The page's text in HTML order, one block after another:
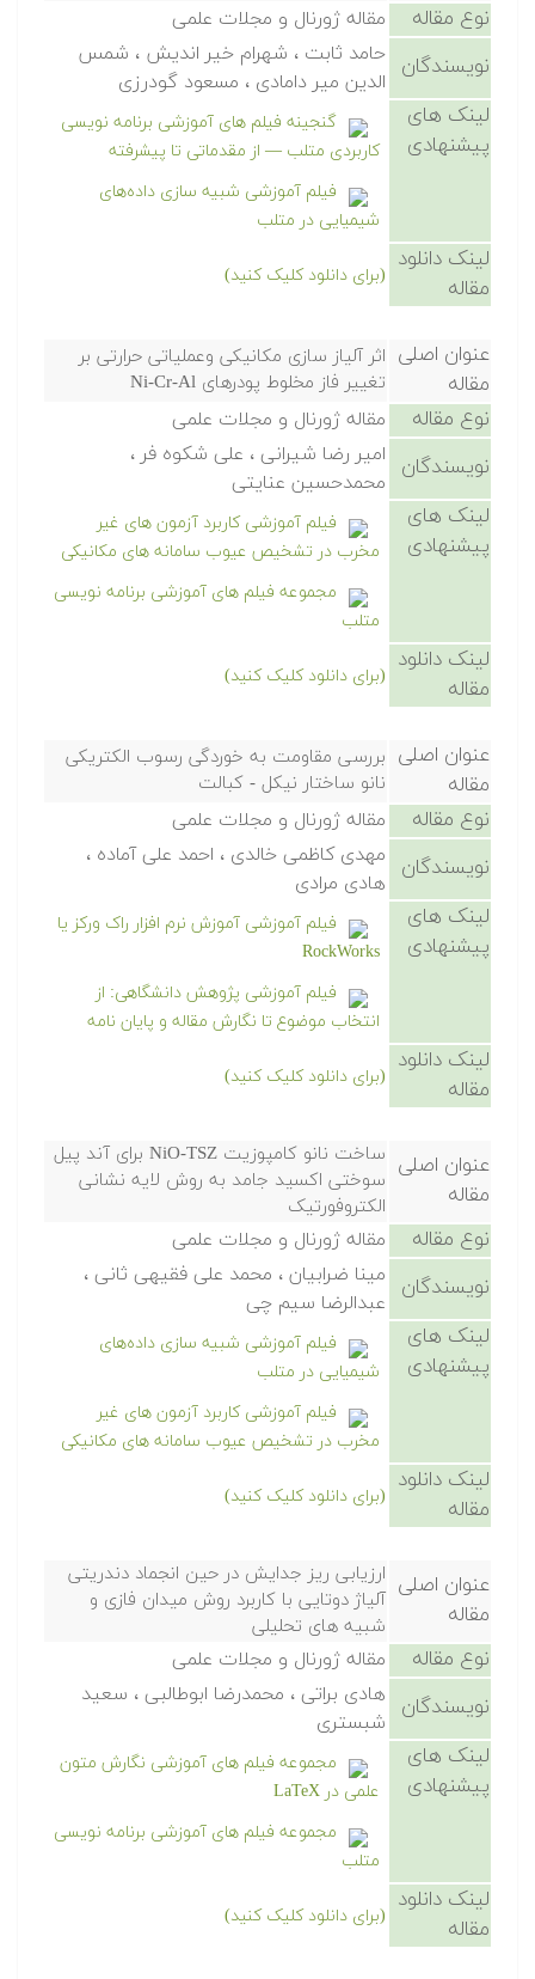
نوع مقاله مقاله ژورنال و مجلات علمی
نویسندگان
حامد ثابت ، شهرام خیر اندیش ، شمس
الدین میر دامادی ، مسعود گودرزی
لینک های
پیشنهادی
گنجینه فیلم های آموزشی برنامه نویسی
کاربردی متلب — از مقدماتی تا پیشرفته
فیلم آموزشی شبیه سازی داده‌های
شیمیایی در متلب
لینک دانلود
مقاله
(برای دانلود کلیک کنید)
عنوان اصلی
مقاله
اثر آلیاز سازی مکانیکی وعملیاتی حرارتی بر
تغییر فاز مخلوط پودرهای Ni-Cr-Al
نوع مقاله مقاله ژورنال و مجلات علمی
نویسندگان
امیر رضا شیرانی ، علی شکوه فر ،
محمدحسین عنایتی
لینک های
پیشنهادی
فیلم آموزشی کاربرد آزمون های غیر
مخرب در تشخیص عیوب سامانه های مکانیکی
مجموعه فیلم های آموزشی برنامه نویسی
متلب
لینک دانلود
مقاله
(برای دانلود کلیک کنید)
عنوان اصلی
مقاله
بررسی مقاومت به خوردگی رسوب الکتریکی
نانو ساختار نیکل - کبالت
نوع مقاله مقاله ژورنال و مجلات علمی
نویسندگان
مهدی کاظمی خالدی ، احمد علی آماده ،
هادی مرادی
لینک های
پیشنهادی
فیلم آموزشی آموزش نرم افزار راک ورکز یا
RockWorks
فیلم آموزشی پژوهش دانشگاهی: از
انتخاب موضوع تا نگارش مقاله و پایان نامه
لینک دانلود
مقاله
(برای دانلود کلیک کنید)
عنوان اصلی
مقاله
ساخت نانو کامپوزیت NiO-TSZ برای آند پیل
سوختی اکسید جامد به روش لایه نشانی
الکتروفورتیک
نوع مقاله مقاله ژورنال و مجلات علمی
نویسندگان
مینا ضرابیان ، محمد علی فقیهی ثانی ،
عبدالرضا سیم چی
لینک های
پیشنهادی
فیلم آموزشی شبیه سازی داده‌های
شیمیایی در متلب
فیلم آموزشی کاربرد آزمون های غیر
مخرب در تشخیص عیوب سامانه های مکانیکی
لینک دانلود
مقاله
(برای دانلود کلیک کنید)
عنوان اصلی
مقاله
ارزیابی ریز جدایش در حین انجماد دندریتی
آلیاژ دوتایی با کاربرد روش میدان فازی و
شبیه های تحلیلی
نوع مقاله مقاله ژورنال و مجلات علمی
نویسندگان
هادی براتی ، محمدرضا ابوطالبی ، سعید
شبستری
لینک های
پیشنهادی
مجموعه فیلم های آموزشی نگارش متون
علمی در LaTeX
مجموعه فیلم های آموزشی برنامه نویسی
متلب
لینک دانلود
مقاله
(برای دانلود کلیک کنید)